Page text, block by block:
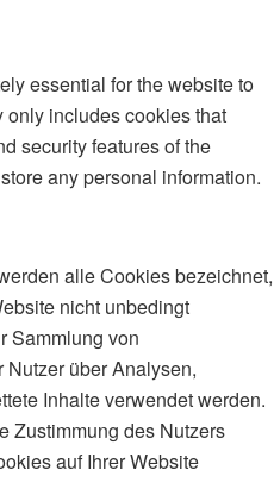
essential for the website to
only includes cookies that
security features of the
any personal information.
alle Cookies bezeichnet,
nicht unbedingt
Sammlung von
über Analysen,
Inhalte verwendet werden.
Zustimmung des Nutzers
auf Ihrer Website